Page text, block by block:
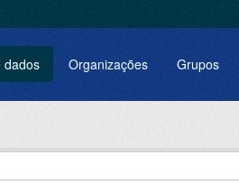
dados Organizações Grupos